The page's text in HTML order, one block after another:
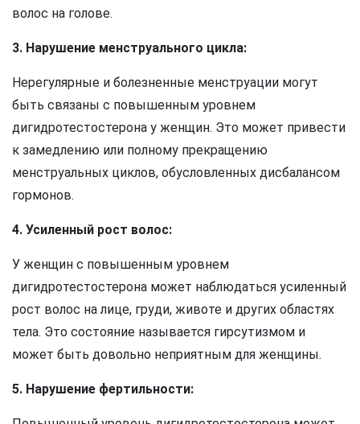
волос на голове.
3. Нарушение менструального цикла:
Нерегулярные и болезненные менструации могут
быть связаны с повышенным уровнем
дигидротестостерона у женщин. Это может привести
к замедлению или полному прекращению
менструальных циклов, обусловленных дисбалансом
гормонов.
4. Усиленный рост волос:
У женщин с повышенным уровнем
дигидротестостерона может наблюдаться усиленный
рост волос на лице, груди, животе и других областях
тела. Это состояние называется гирсутизмом и
может быть довольно неприятным для женщины.
5. Нарушение фертильности: